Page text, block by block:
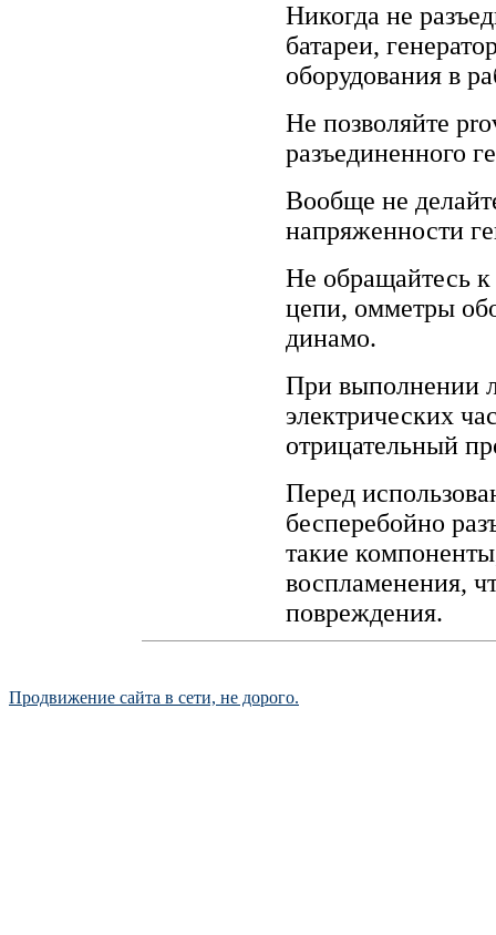
Никогда не
батареи,
оборудования в
Не позволяйте
разъединенного
Вообще не
напряженности
Не обращайтесь
цепи, омметры
динамо.
При выполнении
электрических
отрицательный
Перед
бесперебойно
такие
воспламенения,
повреждения.
Продвижение сайта в сети, не дорого.